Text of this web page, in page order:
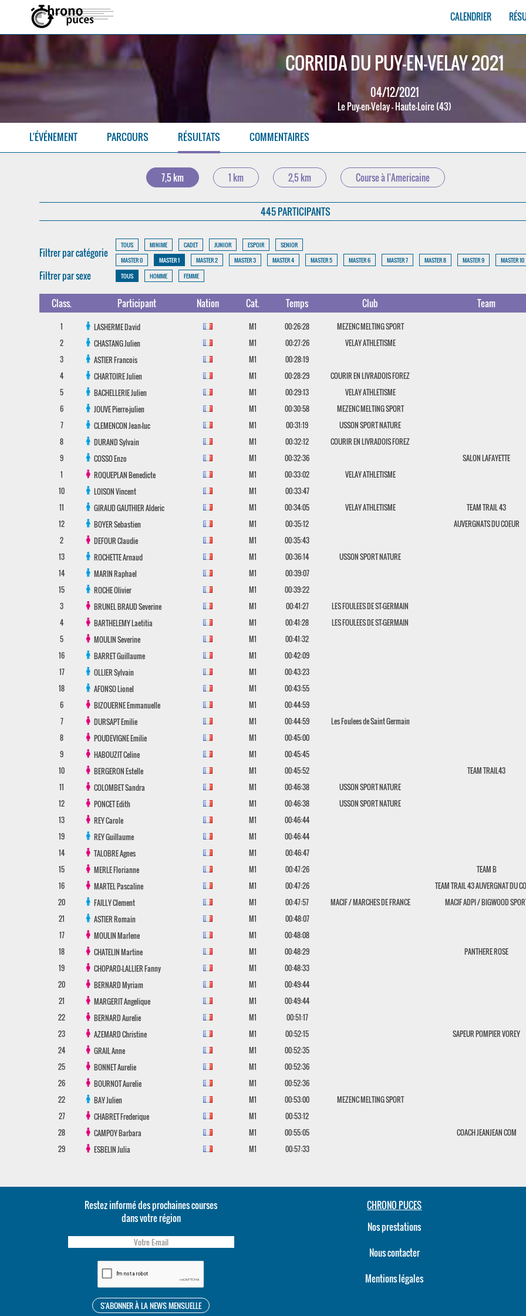
CALENDRIER
CORRIDA DU PUY-EN-VELAY 2021
04/12/2021
Le Puy-en-Velay - Haute-Loire (43)
L'ÉVÉNEMENT PARCOURS RÉSULTATS COMMENTAIRES
7,5 km 1 km 2,5 km Course à l'Americaine
445 PARTICIPANTS
Filtrer par catégorie
TOUS MINIME CADET JUNIOR ESPOIR
SENIOR
MASTER 0
MASTER 1 MASTER 2 MASTER 3 MASTER 4 MASTER 5 MASTER 6 MASTER 7 MASTER 8 MASTER 9 MASTER 10
Filtrer par sexe TOUS HOMME FEMME
Class. Participant Nation Cat. Temps Club Team
1 LASHERMEDavid M1 00:26:28
MEZENC MELTING SPORT
2
CHASTANGJulien M1 00:27:26
VELAY ATHLETISME
3
ASTIERFrancois M1
00:28:19
4
CHARTOIREJulien M1 00:28:29
COURIR EN LIVRADOIS FOREZ
5
BACHELLERIEJulien M1 00:29:13
VELAY ATHLETISME
6
JOUVEPierre-julien M1 00:30:58
MEZENC MELTING SPORT
7
CLEMENCONJean-luc M1 00:31:19
USSON SPORT NATURE
8
DURANDSylvain M1 00:32:12
COURIR EN LIVRADOIS FOREZ
9
COSSOEnzo M1 00:32:36
SALON LAFAYETTE
1
ROQUEPLANBenedicte M1 00:33:02
VELAY ATHLETISME
10
LOISONVincent M1
00:33:47
11
GIRAUD GAUTHIERAlderic M1 00:34:05 VELAY ATHLETISME
TEAM TRAIL 43
12
BOYERSebastien M1 00:35:12
AUVERGNATS DU COEUR
2
DEFOURClaudie M1
00:35:43
13
ROCHETTEArnaud M1 00:36:14
USSON SPORT NATURE
14
MARINRaphael M1
00:39:07
15
ROCHEOlivier M1
00:39:22
3
BRUNEL BRAUDSeverine M1 00:41:27
LES FOULEES DE ST-GERMAIN
4
BARTHELEMYLaetitia M1 00:41:28
LES FOULEES DE ST-GERMAIN
5
MOULINSeverine M1
00:41:32
16
BARRETGuillaume M1
00:42:09
17
OLLIERSylvain M1
00:43:23
18
AFONSOLionel M1
00:43:55
6
BIZOUERNEEmmanuelle M1
00:44:59
7
DURSAPTEmilie M1 00:44:59
Les Foulees de Saint Germain
8
POUDEVIGNEEmilie M1
00:45:00
9
HABOUZITCeline M1
00:45:45
10
BERGERONEstelle M1 00:45:52
TEAM TRAIL43
11
COLOMBETSandra M1 00:46:38
USSON SPORT NATURE
12
PONCETEdith M1 00:46:38
USSON SPORT NATURE
13
REYCarole M1
00:46:44
19
REYGuillaume M1
00:46:44
14
TALOBREAgnes M1
00:46:47
15
MERLEFlorianne M1 00:47:26
TEAM B
16
MARTELPascaline M1 00:47:26
TEAM TRAIL 43 AUVERGNAT DU
20
FAILLYClement M1 00:47:57 MACIF / MARCHES DE FRANCE
MACIF ADPI / BIGWOOD
21
ASTIERRomain M1
00:48:07
17
MOULINMarlene M1
00:48:08
18
CHATELINMartine M1 00:48:29
PANTHERE ROSE
19
CHOPARD-LALLIERFanny M1
00:48:33
20
BERNARDMyriam M1
00:49:44
21
MARGERITAngelique M1
00:49:44
22
BERNARDAurelie M1
00:51:17
23
AZEMARDChristine M1 00:52:15
SAPEUR POMPIER VOREY
24
GRAILAnne M1
00:52:35
25
BONNETAurelie M1
00:52:36
26
BOURNOTAurelie M1
00:52:36
22
BAYJulien M1 00:53:00
MEZENC MELTING SPORT
27
CHABRETFrederique M1
00:53:12
28
CAMPOYBarbara M1 00:55:05
COACH JEANJEAN COM
29
ESBELINJulia M1 00:57:33
Restez informé des prochaines courses
dans votre région
CHRONO PUCES
Nos prestations
Nous contacter
Mentions légales